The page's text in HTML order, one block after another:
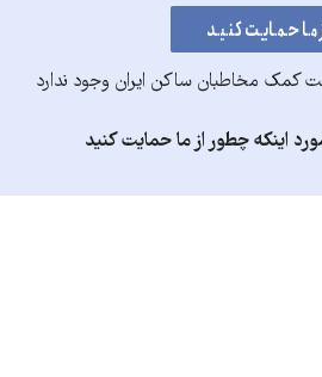
کمک مخاطبان ساکن ایران وجود ندارد
اینکه چطور از ما حمایت کنید